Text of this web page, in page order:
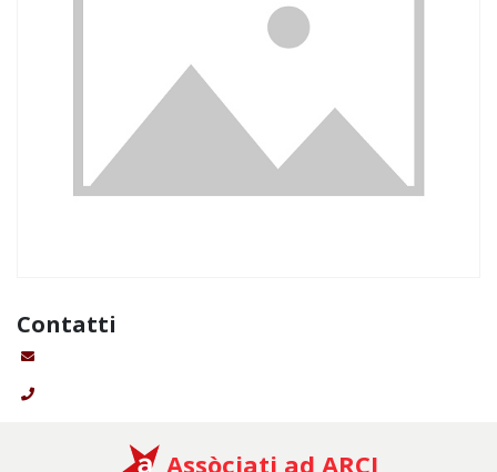
Contatti
Assòciati ad ARCI